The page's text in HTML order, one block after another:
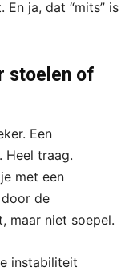
ja, dat “mits” is
stoelen of
Een
Heel traag.
met een
de
maar niet soepel.
instabiliteit